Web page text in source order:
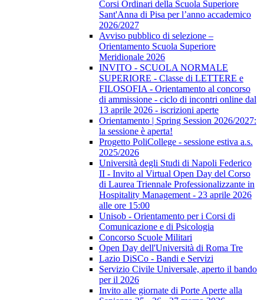
Corsi Ordinari della Scuola Superiore
Sant'Anna di Pisa per l’anno accademico
2026/2027
Avviso pubblico di selezione –
Orientamento Scuola Superiore
Meridionale 2026
INVITO - SCUOLA NORMALE
SUPERIORE - Classe di LETTERE e
FILOSOFIA - Orientamento al concorso
di ammissione - ciclo di incontri online dal
13 aprile 2026 - iscrizioni aperte
Orientamento | Spring Session 2026/2027:
la sessione è aperta!
Progetto PoliCollege - sessione estiva a.s.
2025/2026
Università degli Studi di Napoli Federico
II - Invito al Virtual Open Day del Corso
di Laurea Triennale Professionalizzante in
Hospitality Management - 23 aprile 2026
alle ore 15:00
Unisob - Orientamento per i Corsi di
Comunicazione e di Psicologia
Concorso Scuole Militari
Open Day dell'Università di Roma Tre
Lazio DiSCo - Bandi e Servizi
Servizio Civile Universale, aperto il bando
per il 2026
Invito alle giornate di Porte Aperte alla